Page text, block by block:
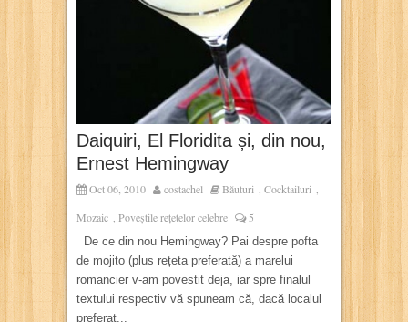
Daiquiri, El Floridita și, din nou,
Ernest Hemingway
Oct 06, 2010 costachel Băuturi , Cocktailuri ,
Mozaic , Poveștile rețetelor celebre 5
De ce din nou Hemingway? Pai despre pofta
de mojito (plus rețeta preferată) a marelui
romancier v-am povestit deja, iar spre finalul
textului respectiv vă spuneam că, dacă localul
preferat...